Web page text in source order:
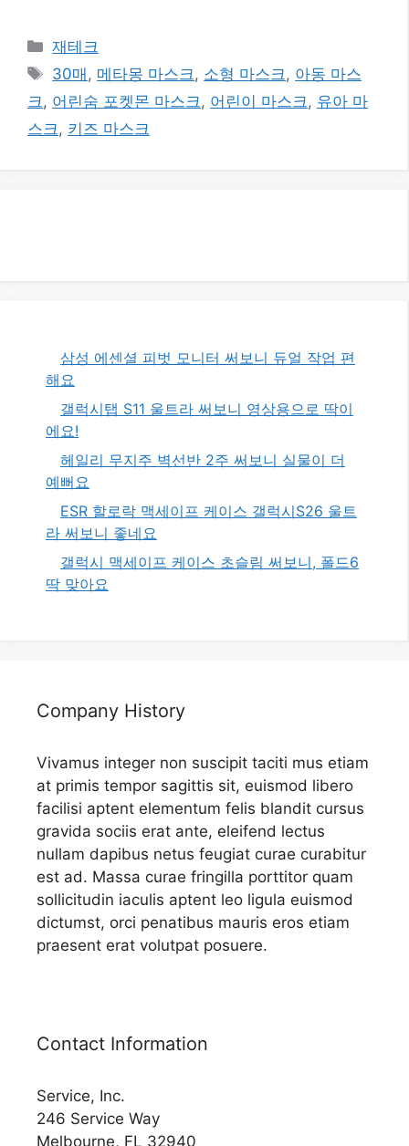
카
테
리
재테크
태
그
30매 , 메타몽 마스크 , 소형 마스크 , 아동 마스
크 , 어린숨 포켓몬 마스크 , 어린이 마스크 , 유아 마
스크 , 키즈 마스크
삼성 에센셜 피벗 모니터 써보니 듀얼 작업 편
해요
갤럭시탭 S11 울트라 써보니 영상용으로 딱이
에요!
헤일리 무지주 벽선반 2주 써보니 실물이 더
예뻐요
ESR 할로락 맥세이프 케이스 갤럭시S26 울트
라 써보니 좋네요
갤럭시 맥세이프 케이스 초슬림 써보니, 폴드6
딱 맞아요
Company History
Vivamus integer non suscipit taciti mus etiam
at primis tempor sagittis sit, euismod libero
facilisi aptent elementum felis blandit cursus
gravida sociis erat ante, eleifend lectus
nullam dapibus netus feugiat curae curabitur
est ad. Massa curae fringilla porttitor quam
sollicitudin iaculis aptent leo ligula euismod
dictumst, orci penatibus mauris eros etiam
praesent erat volutpat posuere.
Contact Information
Service, Inc.
246 Service Way
Melbourne, FL 32940